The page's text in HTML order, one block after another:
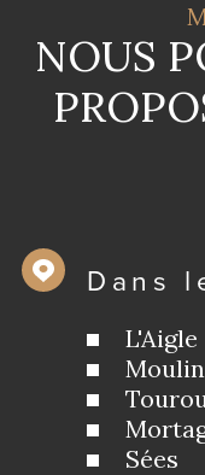
NOUS
Dans
L'Aigle
Sées